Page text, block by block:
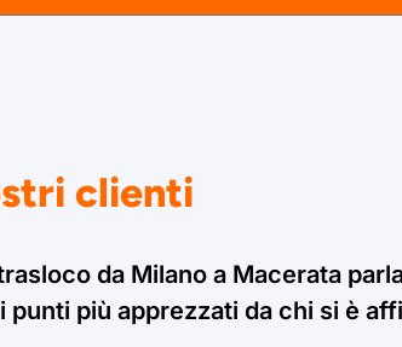
clienti
da Milano a Macerata
più apprezzati da chi si è